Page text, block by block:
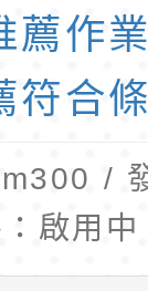
理
理
有缺
薦作
符合
/
啟用中